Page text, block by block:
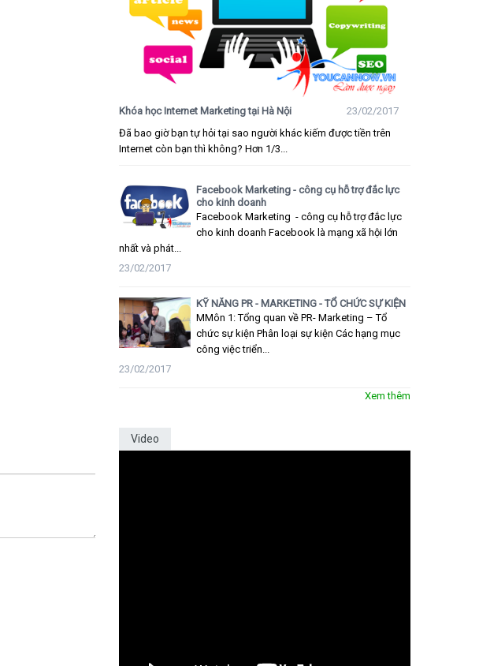
Khóa học Internet Marketing tại Hà Nội
23/02/2017
Đã bao giờ bạn tự hỏi tại sao người khác kiếm được tiền trên
Internet còn bạn thì không? Hơn 1/3...
Facebook Marketing - công cụ hỗ trợ đắc lực
cho kinh doanh
Facebook Marketing - công cụ hỗ trợ đắc lực
cho kinh doanh Facebook là mạng xã hội lớn
nhất và phát...
23/02/2017
KỸ NĂNG PR - MARKETING - TỔ CHỨC SỰ KIỆN
MMôn 1: Tổng quan về PR- Marketing – Tổ
chức sự kiện Phân loại sự kiện Các hạng mục
công việc triển...
23/02/2017
Xem thêm
Video